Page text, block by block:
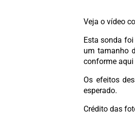
Veja o vídeo
Esta sonda
um tamanho
conforme
Os efeitos
esperado.
Crédito das